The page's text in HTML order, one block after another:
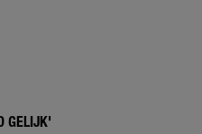
GELIJK'